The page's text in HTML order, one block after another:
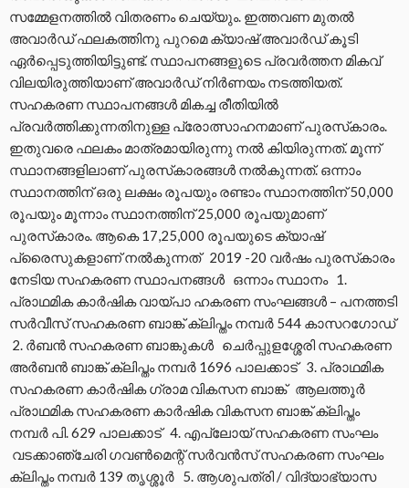
സമ്മേളനത്തില്‍ വിതരണം ചെയ്യും. ഇത്തവണ മുതല്‍
അവാര്‍ഡ് ഫലകത്തിനു പുറമെ ക്യാഷ് അവാര്‍ഡ് കൂടി
ഏര്‍പ്പെടുത്തിയിട്ടുണ്ട്. സ്ഥാപനങ്ങളുടെ പ്രവര്‍ത്തന മികവ്
വിലയിരുത്തിയാണ് അവാര്‍ഡ് നിര്‍ണയം നടത്തിയത്.
സഹകരണ സ്ഥാപനങ്ങള്‍ മികച്ച രീതിയില്‍
പ്രവര്‍ത്തിക്കുന്നതിനുള്ള പ്രോത്സാഹനമാണ് പുരസ്‌കാരം.
ഇതുവരെ ഫലകം മാത്രമായിരുന്നു നല്‍ കിയിരുന്നത്. മൂന്ന്
സ്ഥാനങ്ങളിലാണ് പുരസ്‌കാരങ്ങള്‍ നല്‍കുന്നത്. ഒന്നാം
സ്ഥാനത്തിന് ഒരു ലക്ഷം രൂപയും രണ്ടാം സ്ഥാനത്തിന് 50,000
രൂപയും മൂന്നാം സ്ഥാനത്തിന് 25,000 രൂപയുമാണ്
പുരസ്‌കാരം. ആകെ 17,25,000 രൂപയുടെ ക്യാഷ്
പ്രൈസുകളാണ് നല്‍കുന്നത് 2019 -20 വര്‍ഷം പുരസ്‌കാരം
നേടിയ സഹകരണ സ്ഥാപനങ്ങള്‍ ഒന്നാം സ്ഥാനം 1.
പ്രാഥമിക കാര്‍ഷിക വായ്പാ ഹകരണ സംഘങ്ങള്‍ – പനത്തടി
സര്‍വീസ് സഹകരണ ബാങ്ക് ക്ലിപ്തം നമ്പര്‍ 544 കാസറഗോഡ്
2. ര്‍ബന്‍ സഹകരണ ബാങ്കുകള്‍ ചെര്‍പ്പുളശ്ശേരി സഹകരണ
അര്‍ബന്‍ ബാങ്ക് ക്ലിപ്തം നമ്പര്‍ 1696 പാലക്കാട് 3. പ്രാഥമിക
സഹകരണ കാര്‍ഷിക ഗ്രാമ വികസന ബാങ്ക് ആലത്തൂര്‍
പ്രാഥമിക സഹകരണ കാര്‍ഷിക വികസന ബാങ്ക് ക്ലിപ്തം
നമ്പര്‍ പി. 629 പാലക്കാട് 4. എപ്ലോയ് സഹകരണ സംഘം
വടക്കാഞ്ചേരി ഗവണ്‍മെന്റ് സര്‍വന്‍സ് സഹകരണ സംഘം
ക്ലിപ്തം നമ്പര്‍ 139 തൃശ്ശൂര്‍ 5. ആശുപത്രി / വിദ്യാഭ്യാസ